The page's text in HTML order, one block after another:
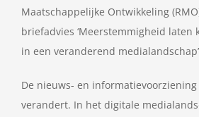
Maatschappelijke Ontwikkeling
briefadvies ‘Meerstemmigheid laten
in een veranderend
De nieuws- en
verandert. In het digitale